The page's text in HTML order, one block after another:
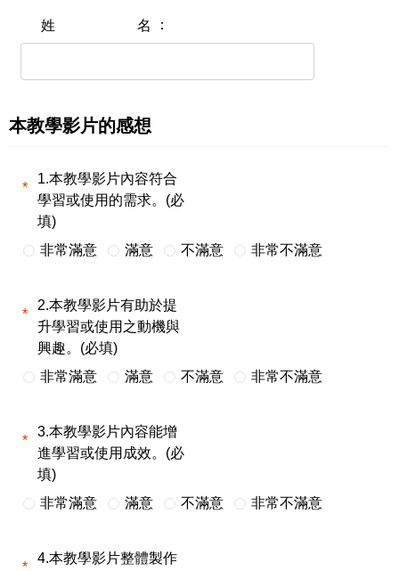
姓名
本教學影片的感想
1.本教學影片內容符合
學習或使用的需求。(必
填)
非常滿意
滿意 不滿意 非常不滿意
2.本教學影片有助於提
升學習或使用之動機與
興趣。(必填)
非常滿意
滿意 不滿意 非常不滿意
3.本教學影片內容能增
進學習或使用成效。(必
填)
非常滿意
滿意 不滿意 非常不滿意
4.本教學影片整體製作